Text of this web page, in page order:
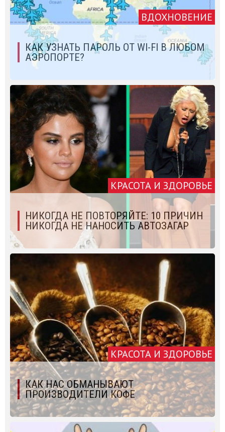
ВДОХНОВЕНИЕ
КАК УЗНАТЬ ПАРОЛЬ ОТ WI-FI В ЛЮБОМ
АЭРОПОРТЕ?
КРАСОТА И ЗДОРОВЬЕ
НИКОГДА НЕ ПОВТОРЯЙТЕ: 10 ПРИЧИН
НИКОГДА НЕ НАНОСИТЬ АВТОЗАГАР
КРАСОТА И ЗДОРОВЬЕ
КАК НАС ОБМАНЫВАЮТ
ПРОИЗВОДИТЕЛИ КОФЕ